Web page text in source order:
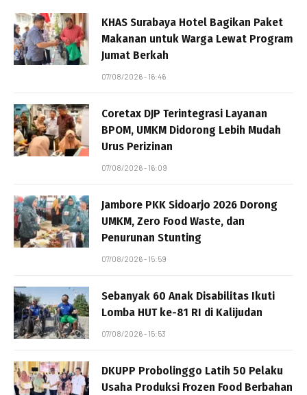
KHAS Surabaya Hotel Bagikan Paket
Makanan untuk Warga Lewat Program
Jumat Berkah
07/08/2026 - 16:46
Coretax DJP Terintegrasi Layanan
BPOM, UMKM Didorong Lebih Mudah
Urus Perizinan
07/08/2026 - 16:09
Jambore PKK Sidoarjo 2026 Dorong
UMKM, Zero Food Waste, dan
Penurunan Stunting
07/08/2026 - 15:59
Sebanyak 60 Anak Disabilitas Ikuti
Lomba HUT ke-81 RI di Kalijudan
07/08/2026 - 15:53
DKUPP Probolinggo Latih 50 Pelaku
Usaha Produksi Frozen Food Berbahan